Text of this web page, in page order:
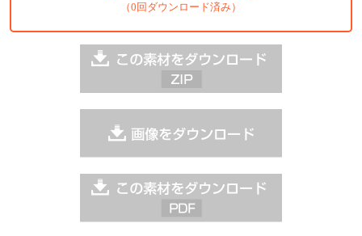
（0回ダウンロード済み）